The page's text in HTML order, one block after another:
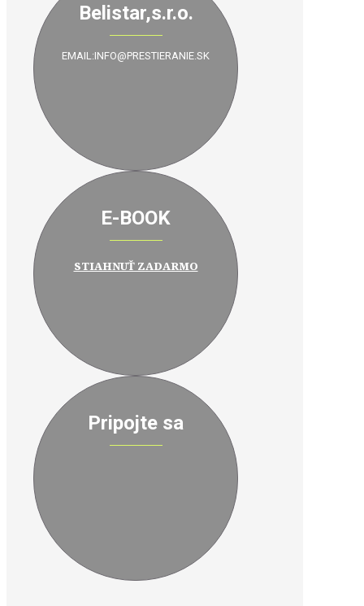
Belistar,s.r.o.
EMAIL:INFO@PRESTIERANIE.SK
E-BOOK
STIAHNUŤ ZADARMO
Pripojte sa